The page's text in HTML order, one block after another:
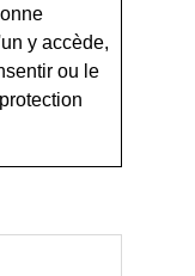
y accède,
ou le